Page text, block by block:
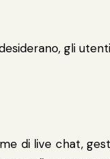
gli
di live chat,